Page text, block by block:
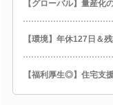
【グローバル】量産化
【環境】年休127日＆
【福利厚生◎】住宅支